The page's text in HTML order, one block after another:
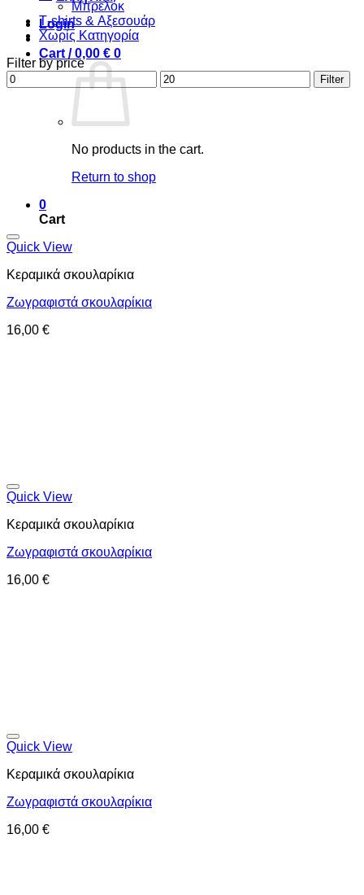
Login
Cart /0,00 € 0
No products in the cart.
Return to shop
0
Cart
Μπρελόκ
Τ-shirts & Αξεσουάρ
Χωρίς Κατηγορία
Filter by price
Min
price
Max
price
Filter
Quick View
Κεραμικά σκουλαρίκια
Ζωγραφιστά σκουλαρίκια
16,00 €
Quick View
Κεραμικά σκουλαρίκια
Ζωγραφιστά σκουλαρίκια
16,00 €
Quick View
Κεραμικά σκουλαρίκια
Ζωγραφιστά σκουλαρίκια
16,00 €